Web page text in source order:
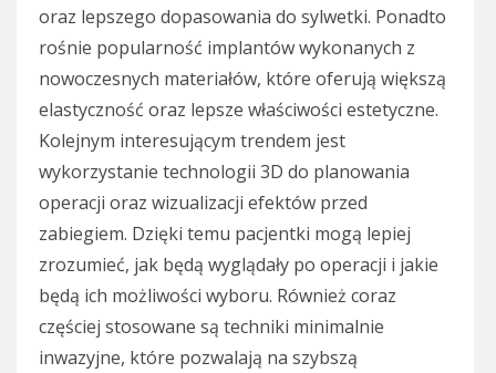
oraz lepszego dopasowania do sylwetki. Ponadto
rośnie popularność implantów wykonanych z
nowoczesnych materiałów, które oferują większą
elastyczność oraz lepsze właściwości estetyczne.
Kolejnym interesującym trendem jest
wykorzystanie technologii 3D do planowania
operacji oraz wizualizacji efektów przed
zabiegiem. Dzięki temu pacjentki mogą lepiej
zrozumieć, jak będą wyglądały po operacji i jakie
będą ich możliwości wyboru. Również coraz
częściej stosowane są techniki minimalnie
inwazyjne, które pozwalają na szybszą